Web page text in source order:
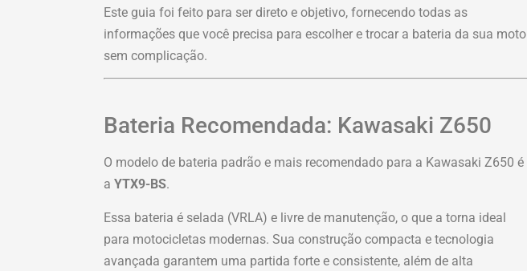
Este guia foi feito para ser direto e objetivo, fornecendo todas as
informações que você precisa para escolher e trocar a bateria da sua moto
sem complicação.
Bateria Recomendada: Kawasaki Z650
O modelo de bateria padrão e mais recomendado para a Kawasaki Z650 é
a YTX9-BS.
Essa bateria é selada (VRLA) e livre de manutenção, o que a torna ideal
para motocicletas modernas. Sua construção compacta e tecnologia
avançada garantem uma partida forte e consistente, além de alta